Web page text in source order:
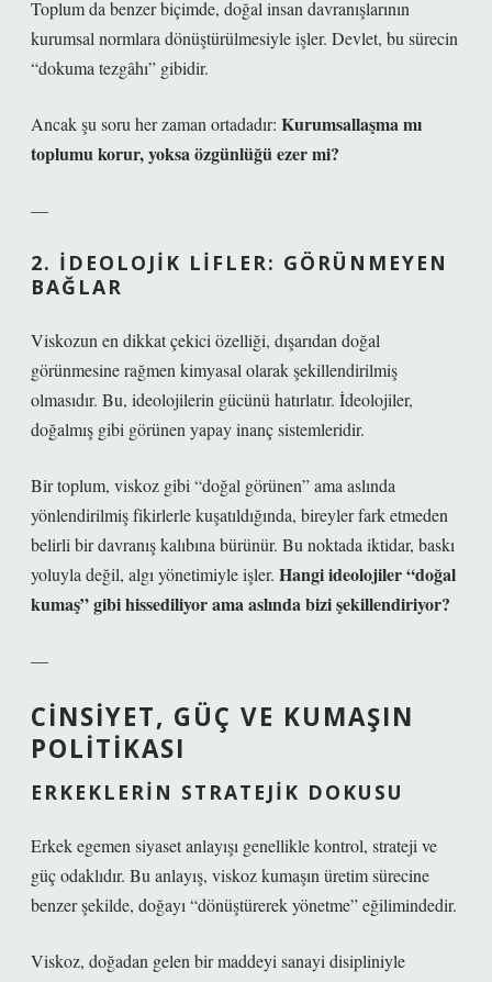
Toplum da benzer biçimde, doğal insan davranışlarının
kurumsal normlara dönüştürülmesiyle işler. Devlet, bu sürecin
“dokuma tezgâhı” gibidir.
Ancak şu soru her zaman ortadadır: Kurumsallaşma mı
toplumu korur, yoksa özgünlüğü ezer mi?
—
2. İDEOLOJIK LIFLER: GÖRÜNMEYEN
BAĞLAR
Viskozun en dikkat çekici özelliği, dışarıdan doğal
görünmesine rağmen kimyasal olarak şekillendirilmiş
olmasıdır. Bu, ideolojilerin gücünü hatırlatır. İdeolojiler,
doğalmış gibi görünen yapay inanç sistemleridir.
Bir toplum, viskoz gibi “doğal görünen” ama aslında
yönlendirilmiş fikirlerle kuşatıldığında, bireyler fark etmeden
belirli bir davranış kalıbına bürünür. Bu noktada iktidar, baskı
yoluyla değil, algı yönetimiyle işler. Hangi ideolojiler “doğal
kumaş” gibi hissediliyor ama aslında bizi şekillendiriyor?
—
CINSIYET, GÜÇ VE KUMAŞIN
POLITIKASI
ERKEKLERIN STRATEJIK DOKUSU
Erkek egemen siyaset anlayışı genelliklekontrol, strateji ve
güçodaklıdır. Bu anlayış, viskoz kumaşın üretim sürecine
benzer şekilde, doğayı “dönüştürerek yönetme” eğilimindedir.
Viskoz, doğadan gelen bir maddeyi sanayi disipliniyle